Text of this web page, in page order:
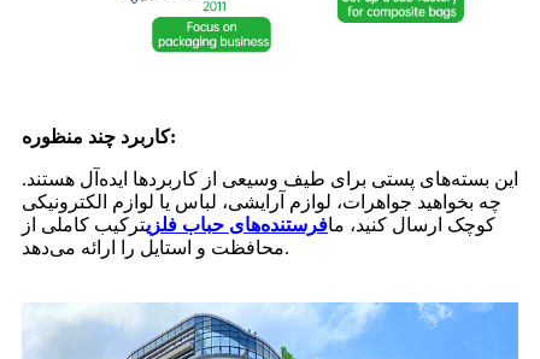
کاربرد چند منظوره:
این بسته‌های پستی برای طیف وسیعی از کاربردها ایده‌آل هستند.
چه بخواهید جواهرات، لوازم آرایشی، لباس یا لوازم الکترونیکی
کوچک ارسال کنید، مافرستنده‌های حباب فلزیترکیب کاملی از
محافظت و استایل را ارائه می‌دهد.